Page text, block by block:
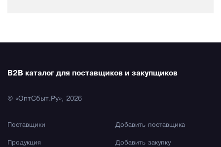
B2B каталог для поставщиков и закупщиков
© «ОптСбыт.Ру», 2026
Поставщики
Продукция
Добавить поставщика
Добавить закупку